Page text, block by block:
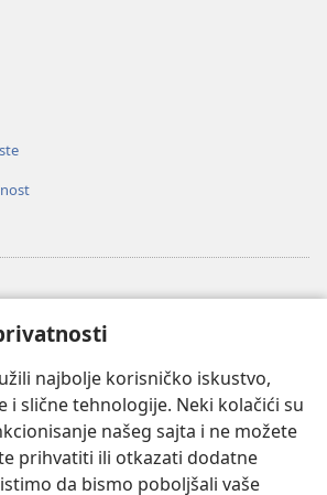
najbolje korisničko iskustvo,
i slične tehnologije. Neki kolačići su
našeg sajta i ne možete
prihvatiti ili otkazati dodatne
da bismo poboljšali vaše
Watchtower
®